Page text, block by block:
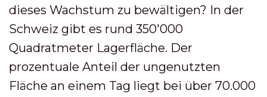
dieses Wachstum zu bewältigen? In der
Schweiz gibt es rund 350'000
Quadratmeter Lagerfläche. Der
prozentuale Anteil der ungenutzten
Fläche an einem Tag liegt bei über 70.000